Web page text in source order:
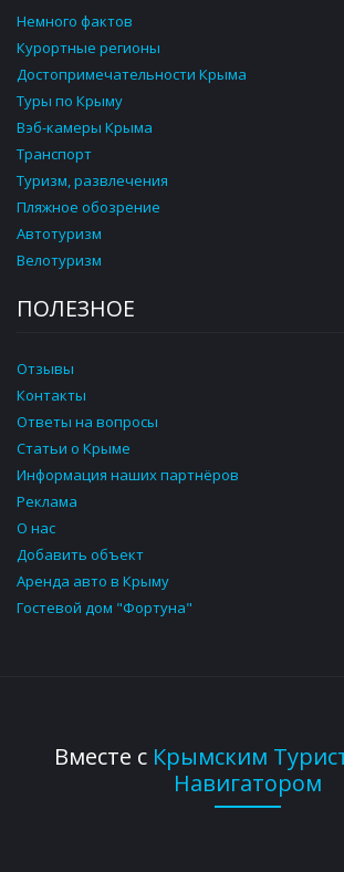
Немного фактов
Курортные регионы
Достопримечательности Крыма
Туры по Крыму
Вэб-камеры Крыма
Транспорт
Туризм, развлечения
Пляжное обозрение
Автотуризм
Велотуризм
ПОЛЕЗНОЕ
Отзывы
Контакты
Ответы на вопросы
Статьи о Крыме
Информация наших партнёров
Реклама
О нас
Добавить объект
Аренда авто в Крыму
Гостевой дом "Фортуна"
Вместе с Крымским
Навигатором